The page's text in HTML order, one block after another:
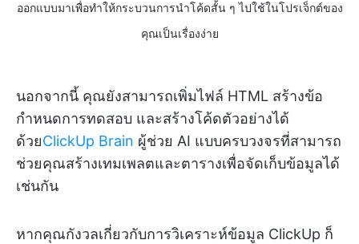
ออกแบบมาเพื่อทำให้กระบวนการนำโค้ดสั้น ๆ ไปใช้ในโปรเจ็กต์ของ
คุณเป็นเรื่องง่าย
นอกจากนี้ คุณยังสามารถเพิ่มไฟล์ HTML สร้างข้อ
กำหนดการทดสอบ และสร้างโค้ดตัวอย่างได้
ด้วยClickUp Brain ผู้ช่วย AI แบบครบวงจรที่สามารถ
ช่วยคุณสร้างเทมเพลตและตารางเพื่อจัดเก็บข้อมูลได้
เช่นกัน
หากคุณกังวลเกี่ยวกับการวิเคราะห์ข้อมูล ClickUp ก็